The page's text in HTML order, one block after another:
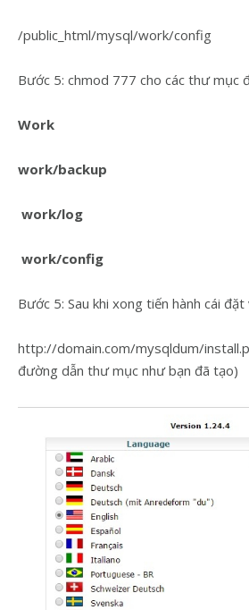
/public_html/mysql/work/config
Bước 5: chmod 777 cho các thư mục
Work
work/backup
work/log
work/config
Bước 5: Sau khi xong tiến hành cái đặt
http://domain.com/mysqldum/
đường dẫn thư mục như bạn đã tạo)